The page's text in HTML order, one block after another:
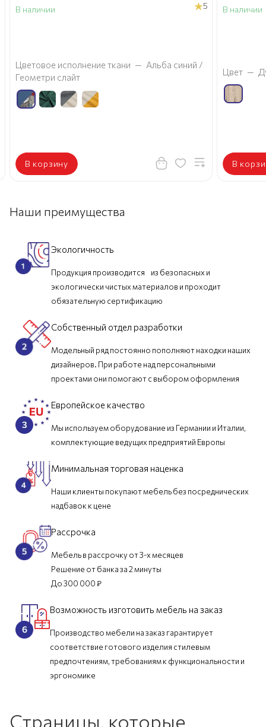
В наличии 5
Цветовое исполнение ткани — Альба синий /
Геометри слайт
В корзину
В наличии
Цвет —
В
Наши преимущества
Экологичность
Продукция производится из безопасных и
экологически чистых материалов и проходит
обязательную сертификацию
Собственный отдел разработки
Модельный ряд постоянно пополняют находки наших
дизайнеров. При работе над персональными
проектами они помогают с выбором оформления
Европейское качество
Мы используем оборудование из Германии и Италии,
комплектующие ведущих предприятий Европы
Минимальная торговая наценка
Наши клиенты покупают мебель без посреднических
надбавок к цене
Рассрочка
Мебель в рассрочку от 3-х месяцев
Решение от банка за 2 минуты
До 300 000 ₽
Возможность изготовить мебель на заказ
Производство мебели на заказ гарантирует
соответствие готового изделия стилевым
предпочтениям, требованиям к функциональности и
эргономике
Страницы, которые